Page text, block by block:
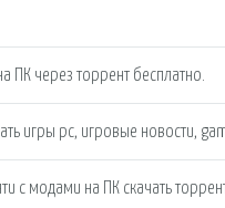
ПК через торрент бесплатно.
игры pc, игровые новости,
с модами на ПК скачать